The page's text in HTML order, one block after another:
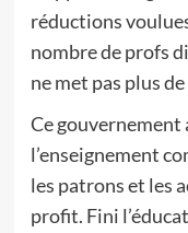
réductions
nombre de profs
ne met pas plus
Ce
l’enseignement
les patrons et les
profit. Fini